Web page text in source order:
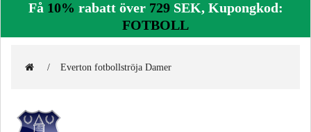
Få 10% rabatt över 729SEK, Kupongkod:
FOTBOLL
Everton fotbollströja Damer